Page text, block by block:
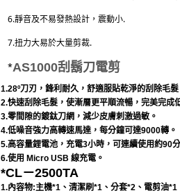
6.靜音及不易發熱設計，震動小.
7.扭力大易於大量剪裁.
*AS1000刮鬍刀電剪
1.28º刀刃，鋒利耐久，舒適服貼乾淨的刮除毛髮
2.快速刮除毛髮，使漸層更平順流暢，完美完成
3.零間隙的鍍鈦刀網，減少皮膚刺激過敏。
4.低噪音強力高轉速馬達，每分鐘可達9000轉。
5.高容量鋰電池，充電3小時，可連續使用約90
6.使用 Micro USB 線充電。
*CL－2500TA
1.內容物:主機*1、清潔刷*1、分套*2、電剪油*1